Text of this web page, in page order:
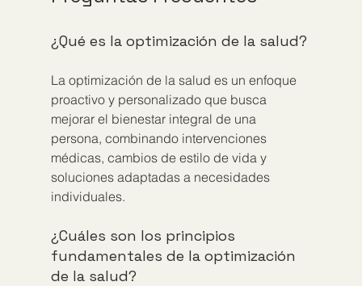
¿Qué es la optimización de la salud?
La optimización de la salud es un enfoque
proactivo y personalizado que busca
mejorar el bienestar integral de una
persona, combinando intervenciones
médicas, cambios de estilo de vida y
soluciones adaptadas a necesidades
individuales.
¿Cuáles son los principios
fundamentales de la optimización
de la salud?